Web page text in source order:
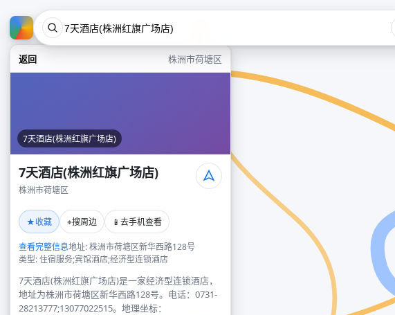
返回 株洲市荷塘区
7天酒店(株洲红旗广场店)
7天酒店(株洲红旗广场店)
株洲市荷塘区
★收藏 ⌖搜周边 📱 去手机查看
查看完整信息地址: 株洲市荷塘区新华西路128号
类型: 住宿服务;宾馆酒店;经济型连锁酒店
7天酒店(株洲红旗广场店)是一家经济型连锁酒店，
地址为株洲市荷塘区新华西路128号。电话：0731-
28213777;13077022515。地理坐标：